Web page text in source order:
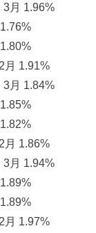
1.96%
1.91%
1.84%
1.86%
1.94%
1.97%